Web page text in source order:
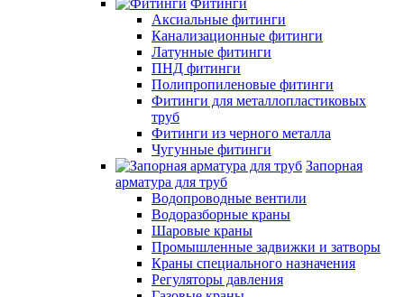
Фитинги
Аксиальные фитинги
Канализационные фитинги
Латунные фитинги
ПНД фитинги
Полипропиленовые фитинги
Фитинги для металлопластиковых
труб
Фитинги из черного металла
Чугунные фитинги
Запорная
арматура для труб
Водопроводные вентили
Водоразборные краны
Шаровые краны
Промышленные задвижки и затворы
Краны специального назначения
Регуляторы давления